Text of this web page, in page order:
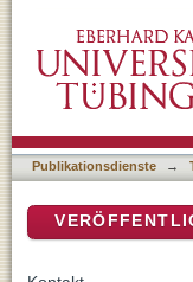
der
Publikationsdienste →